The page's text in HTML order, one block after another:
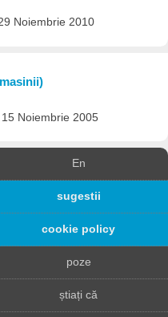
Noiembrie 2010
Noiembrie 2005
En
sugestii
cookie policy
poze
știați că